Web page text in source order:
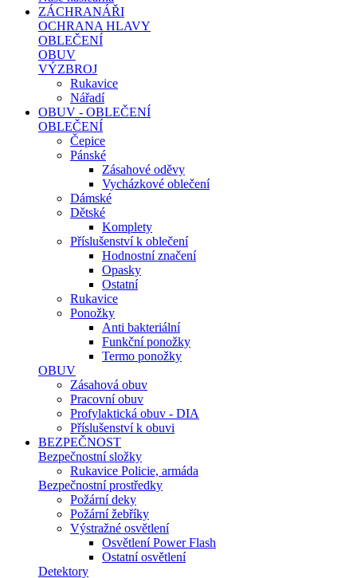
ZÁCHRANÁŘI
OCHRANA HLAVY
OBLEČENÍ
OBUV
VÝZBROJ
Rukavice
Nářadí
OBUV - OBLEČENÍ
OBLEČENÍ
Čepice
Pánské
Zásahové oděvy
Vycházkové oblečení
Dámské
Dětské
Komplety
Příslušenství k oblečení
Hodnostní značení
Opasky
Ostatní
Rukavice
Ponožky
Anti bakteriální
Funkční ponožky
Termo ponožky
OBUV
Zásahová obuv
Pracovní obuv
Profylaktická obuv - DIA
Příslušenství k obuvi
BEZPEČNOST
Bezpečnostní složky
Rukavice Policie, armáda
Bezpečnostní prostředky
Požární deky
Požární žebříky
Výstražné osvětlení
Osvětlení Power Flash
Ostatní osvětlení
Detektory